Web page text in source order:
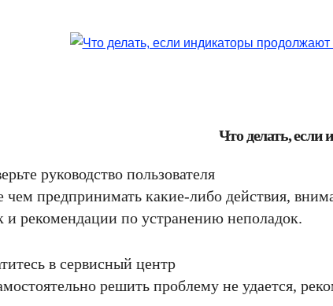
Что делать,
руководство пользователя
предпринимать какие-либо действия,
и рекомендации по устранению неполадок.
в сервисный центр
решить проблему не удается,